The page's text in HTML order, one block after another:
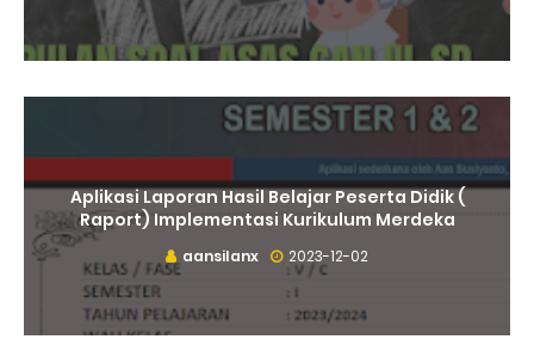
Aplikasi Laporan Hasil Belajar Peserta Didik (
Raport) Implementasi Kurikulum Merdeka
aansilanx 2023-12-02